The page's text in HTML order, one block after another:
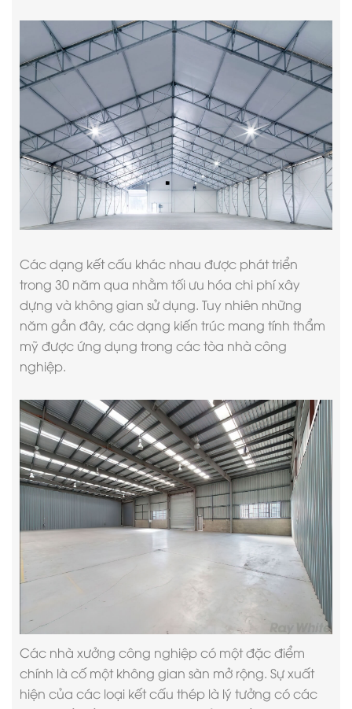
Các dạng kết cấu khác nhau được phát triển
trong 30 năm qua nhằm tối ưu hóa chi phí xây
dựng và không gian sử dụng. Tuy nhiên những
năm gần đây, các dạng kiến trúc mang tính thẩm
mỹ được ứng dụng trong các tòa nhà công
nghiệp.
Các nhà xưởng công nghiệp có một đặc điểm
chính là cố một không gian sàn mở rộng. Sự xuất
hiện của các loại kết cấu thép là lý tưởng có các